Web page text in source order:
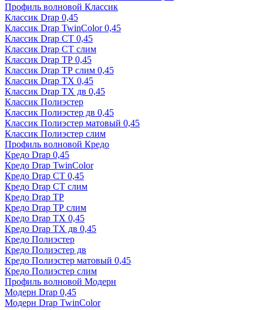
Профиль волновой Классик
Классик Drap 0,45
Классик Drap TwinColor 0,45
Классик Drap СТ 0,45
Классик Drap СТ слим
Классик Drap ТР 0,45
Классик Drap ТР слим 0,45
Классик Drap ТХ 0,45
Классик Drap ТХ дв 0,45
Классик Полиэстер
Классик Полиэстер дв 0,45
Классик Полиэстер матовый 0,45
Классик Полиэстер слим
Профиль волновой Кредо
Кредо Drap 0,45
Кредо Drap TwinColor
Кредо Drap СТ 0,45
Кредо Drap СТ слим
Кредо Drap ТР
Кредо Drap ТР слим
Кредо Drap ТХ 0,45
Кредо Drap ТХ дв 0,45
Кредо Полиэстер
Кредо Полиэстер дв
Кредо Полиэстер матовый 0,45
Кредо Полиэстер слим
Профиль волновой Модерн
Модерн Drap 0,45
Модерн Drap TwinColor